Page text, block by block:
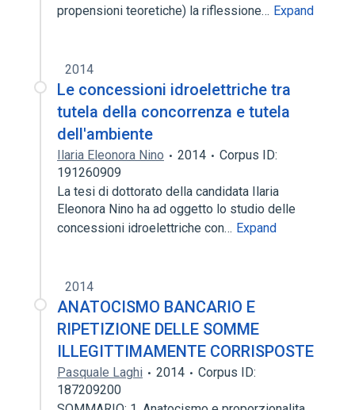
propensioni teoretiche) la riflessione… Expand
2014
Le concessioni idroelettriche tra
tutela della concorrenza e tutela
dell'ambiente
Ilaria Eleonora Nino 2014
Corpus ID:
191260909
La tesi di dottorato della candidata Ilaria
Eleonora Nino ha ad oggetto lo studio delle
concessioni idroelettriche con… Expand
2014
ANATOCISMO BANCARIO E
RIPETIZIONE DELLE SOMME
ILLEGITTIMAMENTE CORRISPOSTE
Pasquale Laghi 2014
Corpus ID:
187209200